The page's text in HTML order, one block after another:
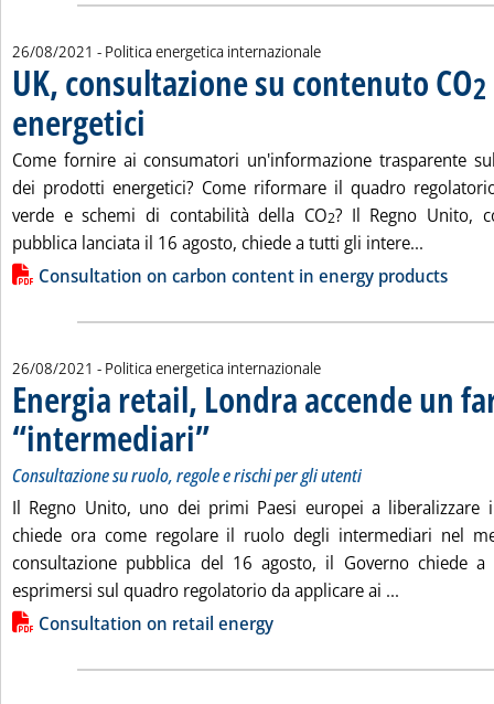
26/08/2021 - Politica energetica internazionale
UK, consultazione su contenuto CO2
energetici
Come fornire ai consumatori un'informazione trasparente
dei prodotti energetici? Come riformare il quadro
verde e schemi di contabilità della CO2? Il Regno Unito,
pubblica lanciata il 16 agosto, chiede a tutti gli intere...
Lista allegati PDF alla notizia
Consultation on carbon content in energy products
26/08/2021 - Politica energetica internazionale
Energia retail, Londra accende un
“intermediari”. Sottotitolo: Consultazione su ruolo, regole e rischi
. Pubblicata giovedì 26 agosto 2021 alle 13.45.
Consultazione su ruolo, regole e rischi per gli utenti
Il Regno Unito, uno dei primi Paesi europei a liberalizzare
chiede ora come regolare il ruolo degli intermediari nel
consultazione pubblica del 16 agosto, il Governo chiede
esprimersi sul quadro regolatorio da applicare ai ...
Lista allegati PDF alla notizia
Consultation on retail energy